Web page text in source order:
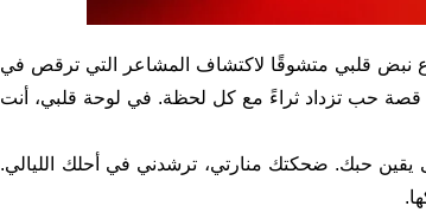
نبض قلبي متشوقًا لاكتشاف المشاعر التي ترقص في
حب تزداد ثراءً مع كل لحظة. في لوحة قلبي، أنت
يقين حبك. ضحكتك منارتي، ترشدني في أحلك الليالي.